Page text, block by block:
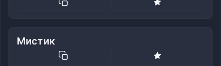
Мистик